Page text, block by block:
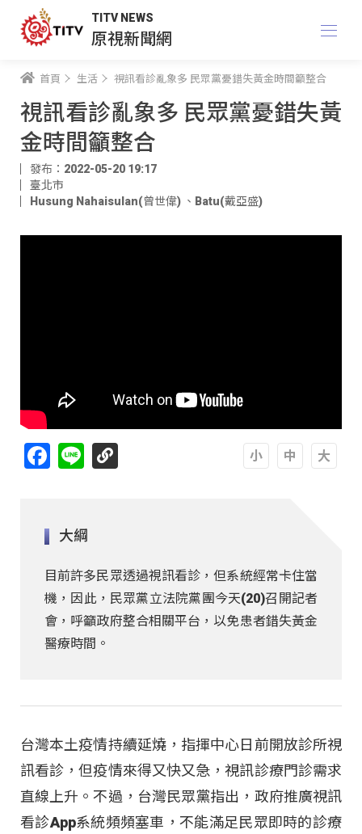
TITV NEWS
原視新聞網
首頁 生活 視訊看診亂象多 民眾黨憂錯失黃金時間籲整合
視訊看診亂象多 民眾黨憂錯失黃
金時間籲整合
發布：2022-05-20 19:17
臺北市
Husung Nahaisulan(曾世偉) 、 Batu(戴亞盛)
Facebook
Line
大綱
目前許多民眾透過視訊看診，但系統經常卡住當
機，因此，民眾黨立法院黨團今天(20)召開記者
會，呼籲政府整合相關平台，以免患者錯失黃金
醫療時間。
台灣本土疫情持續延燒，指揮中心日前開放診所視
訊看診，但疫情來得又快又急，視訊診療門診需求
直線上升。不過，台灣民眾黨指出，政府推廣視訊
看診App系統頻頻塞車，不能滿足民眾即時的診療